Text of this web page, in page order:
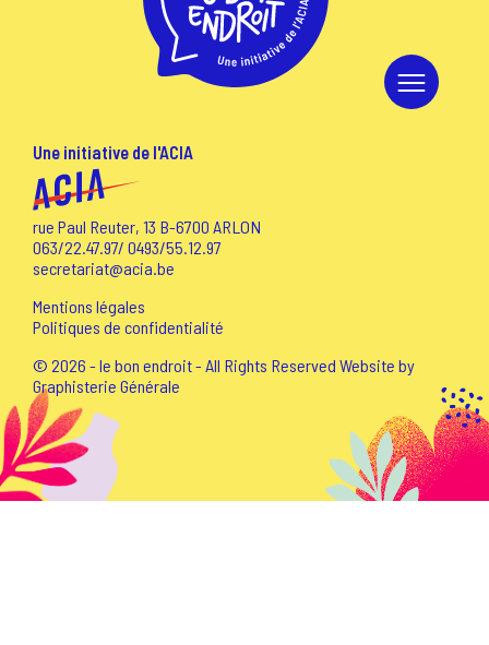
Une initiative de l'ACIA
rue Paul Reuter, 13 B-6700 ARLON
063/22.47.97/ 0493/55.12.97
secretariat@acia.be
Mentions légales
Politiques de confidentialité
© 2026 - le bon endroit - All Rights Reserved Website by
Graphisterie Générale